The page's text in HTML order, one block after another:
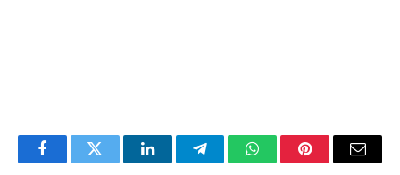
FacebookTwitter LinkedInTelegramWhatsAppPinterestEmail